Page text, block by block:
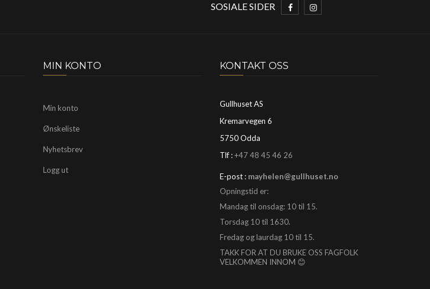
SOSIALE SIDER
MIN KONTO
Min konto
Ønskeliste
Nyhetsbrev
Logg ut
KONTAKT OSS
Gullhuset AS
Kremarvegen 6
5750 Odda
Tlf :+47 48 45 46 26
E-post : mayhelen@gullhuset.no
Opningstid er:
Mandag til onsdag: 10 til 15.
Torsdag 10 til 1630.
Fredag og laurdag 10 til 15.
TAKK FOR AT DU BRUKE OSS FAGFOLK
VELKOMMEN INNOM 😊